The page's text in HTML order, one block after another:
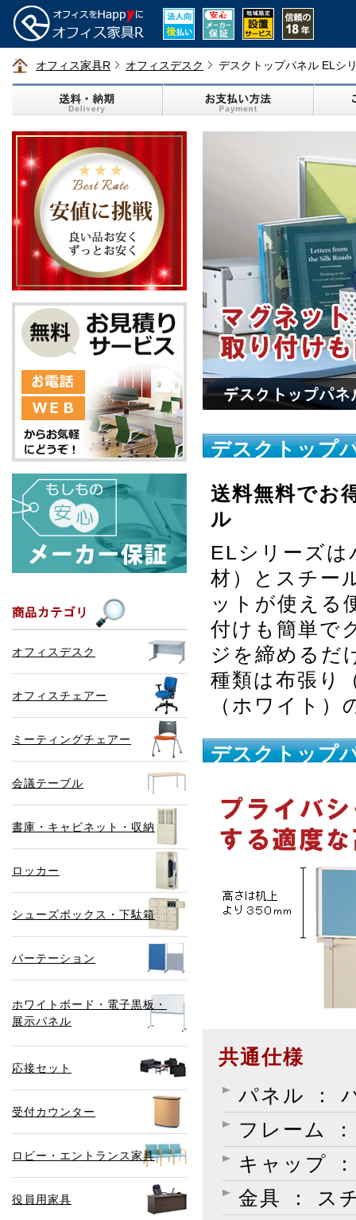
オフィス家具R オフィスデスク デスクトップパネル ELシ
デスクトップ
送料無料でお
ル
ELシリーズは
材）とスチー
ットが使える
付けも簡単で
ジを締めるだ
種類は布張り
（ホワイト
デスクトップ
共通仕様
パネル ：
フレーム
キャップ
金具 ： ス
オフィスデスク
オフィスチェアー
ミーティングチェアー
会議テーブル
書庫・キャビネット・収納
ロッカー
シューズボックス・下駄箱
パーテーション
ホワイトボード・電子黒板・
展示パネル
応接セット
受付カウンター
ロビー・エントランス家具
役員用家具